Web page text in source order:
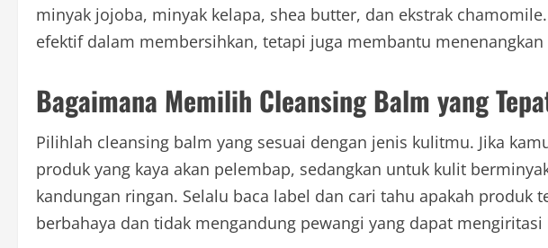
minyak jojoba, minyak kelapa, shea butter, dan ekstrak
efektif dalam membersihkan, tetapi juga membantu
Bagaimana Memilih Cleansing Balm yang
Pilihlah cleansing balm yang sesuai dengan jenis kulitmu. Jika
produk yang kaya akan pelembap, sedangkan untuk kulit
kandungan ringan. Selalu baca label dan cari tahu apakah produk
berbahaya dan tidak mengandung pewangi yang dapat mengiritasi